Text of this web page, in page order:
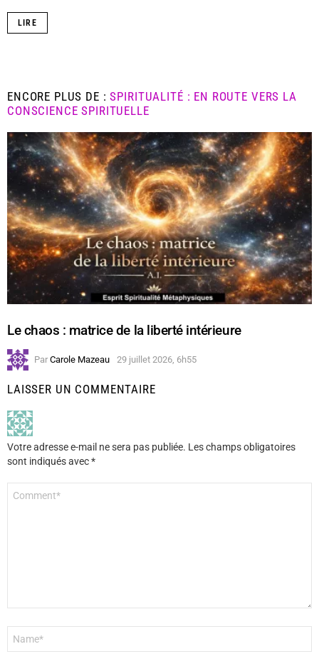
LIRE
ENCORE PLUS DE :SPIRITUALITÉ : EN ROUTE VERS LA
CONSCIENCE SPIRITUELLE
Le chaos : matrice de la liberté intérieure
Par Carole Mazeau 29 juillet 2026, 6h55
LAISSER UN COMMENTAIRE
Votre adresse e-mail ne sera pas publiée. Les champs obligatoires
sont indiqués avec*